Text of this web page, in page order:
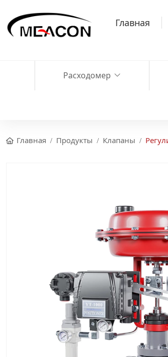
Главная
Расходомер
Главная Продукты Клапаны